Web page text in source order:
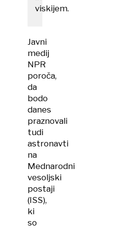
viskijem.
Javni
medij
NPR
poroča,
da
bodo
danes
praznovali
tudi
astronavti
na
Mednarodni
vesoljski
postaji
(ISS),
ki
so